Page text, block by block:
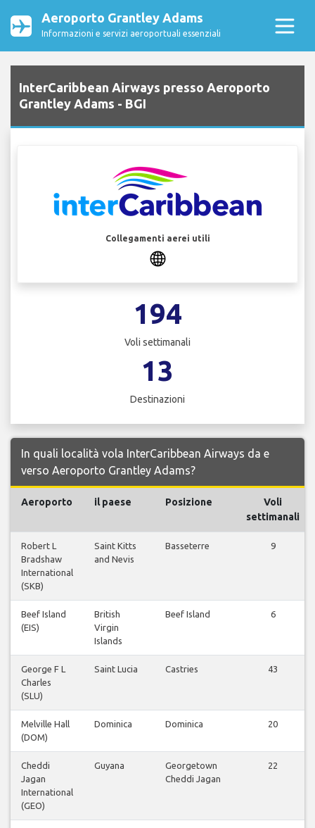
Aeroporto Grantley Adams
Informazioni e servizi aeroportuali essenziali
InterCaribbean Airways presso Aeroporto
Grantley Adams - BGI
Collegamenti aerei utili
194
Voli settimanali
13
Destinazioni
In quali località vola InterCaribbean Airways da e
verso Aeroporto Grantley Adams?
Aeroporto il paese Posizione
Voli
settimanali
Robert L
Bradshaw
International
(SKB)
Saint Kitts
and Nevis
Basseterre 9
Beef Island
(EIS)
British
Virgin
Islands
Beef Island 6
George F L
Charles
(SLU)
Saint Lucia Castries 43
Melville Hall
(DOM)
Dominica Dominica 20
Cheddi
Jagan
International
(GEO)
Guyana
Georgetown
Cheddi Jagan
22